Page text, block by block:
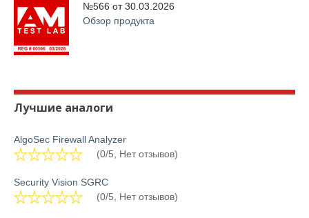
№566 от30.03.2026
Обзор продукта
Лучшие аналоги
AlgoSec Firewall Analyzer
(0/5, Нет отзывов)
Security Vision SGRC
(0/5, Нет отзывов)